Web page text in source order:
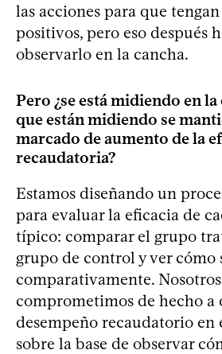
las acciones para que
positivos, pero eso después
observarlo en la cancha.
Pero ¿se está midiendo en la
que están midiendo se
marcado de aumento de la
recaudatoria?
Estamos diseñando un
para evaluar la eficacia de
típico: comparar el grupo
grupo de control y ver cómo
comparativamente.
comprometimos de hecho a
desempeño recaudatorio
sobre la base de observar